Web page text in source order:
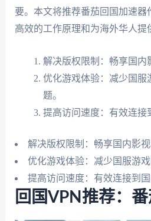
要。本文将推荐番茄回国加速器
高效的工作原理和为海外华人提
解决版权限制：畅享国内
优化游戏体验：减少国服
题。
提高访问速度：有效连接
解决版权限制：畅享国内影视
优化游戏体验：减少国服游
提高访问速度：有效连接到国
回国VPN推荐：